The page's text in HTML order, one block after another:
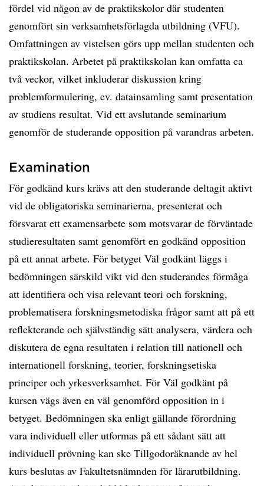
fördel vid någon av de praktikskolor där studenten
genomfört sin verksamhetsförlagda utbildning (VFU).
Omfattningen av vistelsen görs upp mellan studenten och
praktikskolan. Arbetet på praktikskolan kan omfatta ca
två veckor, vilket inkluderar diskussion kring
problemformulering, ev. datainsamling samt presentation
av studiens resultat. Vid ett avslutande seminarium
genomför de studerande opposition på varandras arbeten.
Examination
För godkänd kurs krävs att den studerande deltagit aktivt
vid de obligatoriska seminarierna, presenterat och
försvarat ett examensarbete som motsvarar de förväntade
studieresultaten samt genomfört en godkänd opposition
på ett annat arbete. För betyget Väl godkänt läggs i
bedömningen särskild vikt vid den studerandes förmåga
att identifiera och visa relevant teori och forskning,
problematisera forskningsmetodiska frågor samt att på ett
reflekterande och självständig sätt analysera, värdera och
diskutera de egna resultaten i relation till nationell och
internationell forskning, teorier, forskningsetiska
principer och yrkesverksamhet. För Väl godkänt på
kursen vägs även en väl genomförd opposition in i
betyget. Bedömningen ska enligt gällande förordning
vara individuell eller utformas på ett sådant sätt att
individuell prövning kan ske Tillgodoräknande av hel
kurs beslutas av Fakultetsnämnden för lärarutbildning.